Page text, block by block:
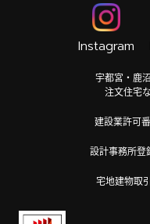
Instagram
宇都宮・鹿
注文住宅
建設業許可
設計事務所登
宅地建物取